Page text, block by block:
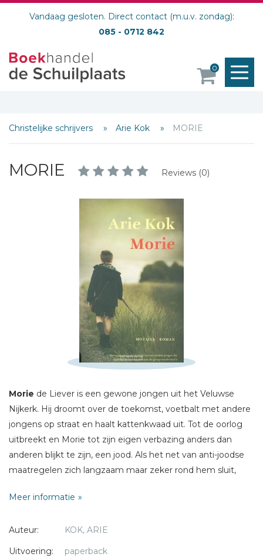
Vandaag gesloten. Direct contact (m.u.v. zondag):
085 - 0712 842
0
Christelijke schrijvers Arie Kok MORIE
MORIE Reviews (0)
Morie de Liever is een gewone jongen uit het Veluwse
Nijkerk. Hij droomt over de toekomst, voetbalt met andere
jongens op straat en haalt kattenkwaad uit. Tot de oorlog
uitbreekt en Morie tot zijn eigen verbazing anders dan
anderen blijkt te zijn, een jood. Als het net van anti-joodse
maatregelen zich langzaam maar zeker rond hem sluit,
onbevangenheid. Zal het helpen om deportatie naar het
Met Morie
richt Arie Kok een monumentje op voor
Meer informatie
Auteur:
KOK, ARIE
Uitvoering:
paperback
Schrijf hieronder je review!
Titel *
Bericht *